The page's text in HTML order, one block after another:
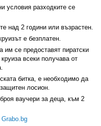
условия разходките се
над 2 години или възрастен.
е безплатен.
се предоставят пиратски
всеки получава от
битка, е необходимо да
лосион.
ваучери за деца, към 2